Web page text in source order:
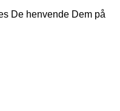
De henvende Dem på